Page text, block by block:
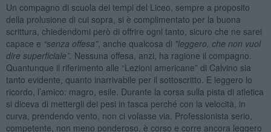
Un compagno di scuola dei tempi del Liceo, sempre a proposito
della prolusione di cui sopra, si è complimentato per la buona
scrittura, chiedendomi però di offrire ogni tanto, sicuro che ne sarei
capace e “senza offesa”, anche qualcosa di "leggero, che non vuol
dire superficiale”. Nessuna offesa, anzi, ha ragione il compagno.
Quantunque il riferimento alle “Lezioni americane” di Calvino sia
tanto evidente, quanto inarrivabile per il sottoscritto. E leggero lo
ricordo, l’amico: magro, esile. Durante la corsa sulla pista di atletica
si diceva di mettergli dei pesi in tasca perché con la velocità, in
curva, prendendo vento, non ci volasse via. Professionista serio,
competente, non meno ponderoso, è corso e corre ancora leggero